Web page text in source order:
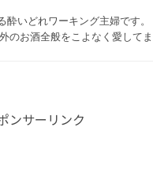
酔いどれワーキング主婦です。
のお酒全般をこよなく愛して
ンサーリンク